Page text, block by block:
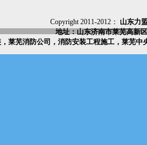
Copyright 2011-2012： 山东力
地址：山东济南市莱芜高新
莱芜消防公司，消防安装工程施工，莱芜